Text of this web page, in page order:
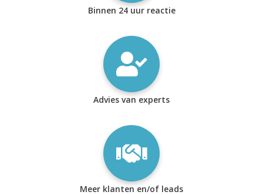
Binnen 24 uur reactie
Advies van experts
Meer klanten en/of leads